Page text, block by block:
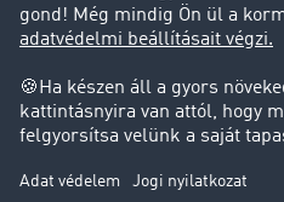
Impresszum
Adatvédelem
süti-beállítások